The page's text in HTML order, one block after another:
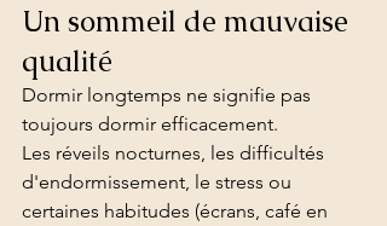
Un sommeil de mauvaise
qualité
Dormir longtemps ne signifie pas
toujours dormir efficacement.
Les réveils nocturnes, les difficultés
d'endormissement, le stress ou
certaines habitudes (écrans, café en